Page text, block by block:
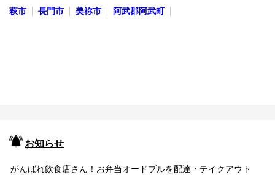
萩市
長門市 美祢市 阿武郡阿武町
お知らせ
がんばれ飲食店さん！お弁当オードブルを配達・テイクアウト